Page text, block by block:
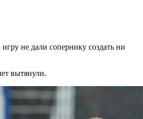
не дали сопернику создать ни
вытянули.